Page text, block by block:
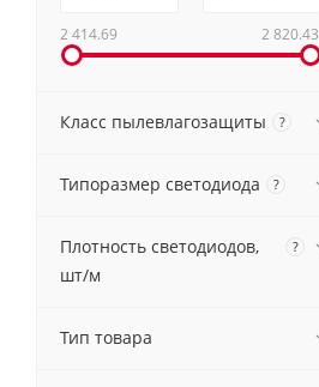
2 414.69 2 820.43
Класс пылевлагозащиты ?
Типоразмер светодиода ?
Плотность светодиодов,
шт/м
?
Тип товара